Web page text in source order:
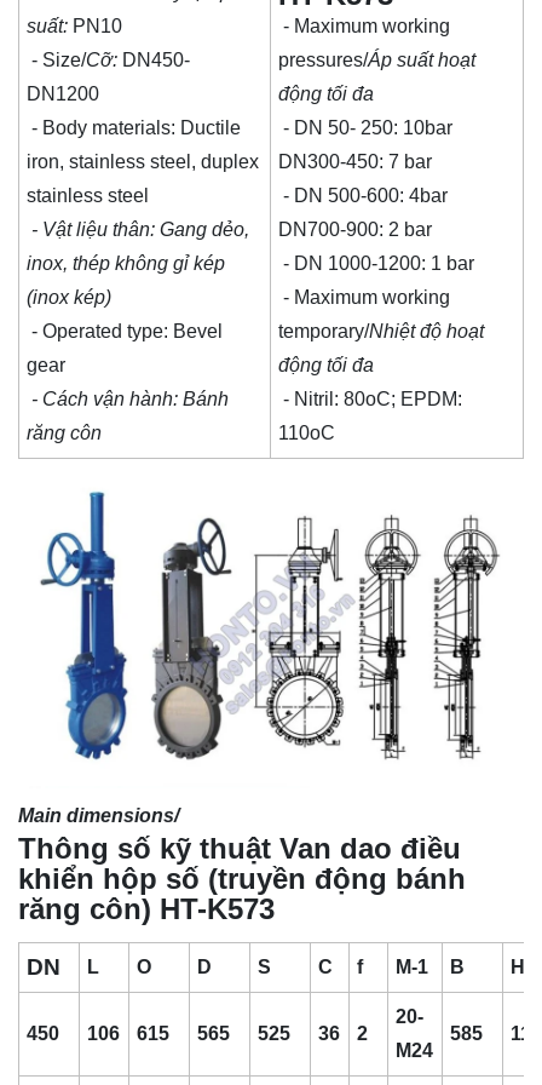
suất: PN10
- Size/Cỡ: DN450-
DN1200
- Body materials: Ductile
iron, stainless steel, duplex
stainless steel
- Vật liệu thân: Gang dẻo,
inox, thép không gỉ kép
(inox kép)
- Operated type: Bevel
gear
- Cách vận hành: Bánh
răng côn
- Maximum working
pressures/Áp suất hoạt
động tối đa
- DN 50- 250: 10bar
DN300-450: 7 bar
- DN 500-600: 4bar
DN700-900: 2 bar
- DN 1000-1200: 1 bar
- Maximum working
temporary/Nhiệt độ hoạt
động tối đa
- Nitril: 80oC; EPDM:
110oC
Main dimensions/
Thông số kỹ thuật Van dao điều
khiển hộp số (truyền động bánh
răng côn) HT-K573
DN L O D S C f M-1 B H
450 106 615 565 525 36 2
20-
M24
585